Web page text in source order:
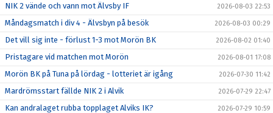
NIK 2 vände och vann mot Älvsby IF 2026-08-03 22:53
Måndagsmatch i div 4 - Älvsbyn på besök 2026-08-03 00:29
Det vill sig inte - förlust 1-3 mot Morön BK 2026-08-02 01:40
Pristagare vid matchen mot Morön 2026-08-01 17:08
Morön BK på Tuna på lördag - lotteriet är igång 2026-07-30 11:42
Mardrömsstart fällde NIK 2 i Alvik 2026-07-29 22:47
Kan andralaget rubba topplaget Alviks IK? 2026-07-29 10:59